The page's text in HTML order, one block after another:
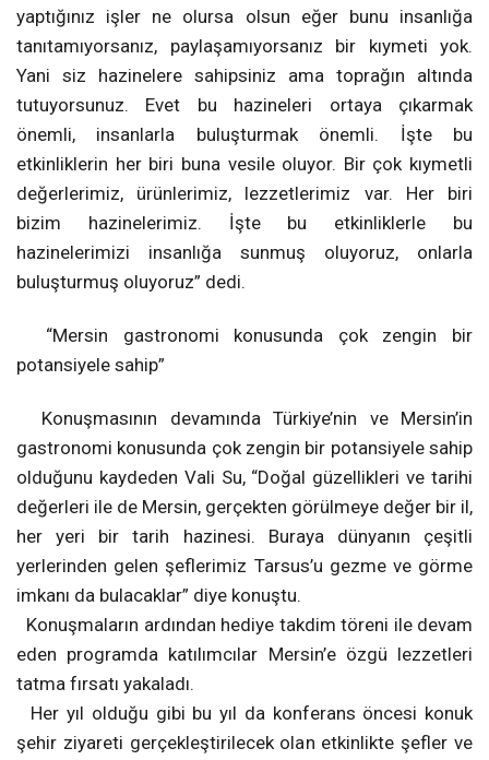
yaptığınız işler ne olursa olsun eğer bunu insanlığa
tanıtamıyorsanız, paylaşamıyorsanız bir kıymeti yok.
Yani siz hazinelere sahipsiniz ama toprağın altında
tutuyorsunuz. Evet bu hazineleri ortaya çıkarmak
önemli, insanlarla buluşturmak önemli. İşte bu
etkinliklerin her biri buna vesile oluyor. Bir çok kıymetli
değerlerimiz, ürünlerimiz, lezzetlerimiz var. Her biri
bizim hazinelerimiz. İşte bu etkinliklerle bu
hazinelerimizi insanlığa sunmuş oluyoruz, onlarla
buluşturmuş oluyoruz” dedi.
“Mersin gastronomi konusunda çok zengin bir
potansiyele sahip”
Konuşmasının devamında Türkiye’nin ve Mersin’in
gastronomi konusunda çok zengin bir potansiyele sahip
olduğunu kaydeden Vali Su, “Doğal güzellikleri ve tarihi
değerleri ile de Mersin, gerçekten görülmeye değer bir il,
her yeri bir tarih hazinesi. Buraya dünyanın çeşitli
yerlerinden gelen şeflerimiz Tarsus’u gezme ve görme
imkanı da bulacaklar” diye konuştu.
Konuşmaların ardından hediye takdim töreni ile devam
eden programda katılımcılar Mersin’e özgü lezzetleri
tatma fırsatı yakaladı.
Her yıl olduğu gibi bu yıl da konferans öncesi konuk
şehir ziyareti gerçekleştirilecek olan etkinlikte şefler ve